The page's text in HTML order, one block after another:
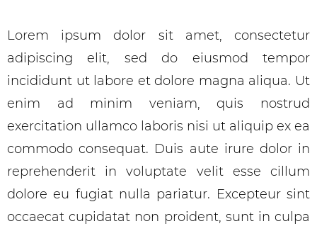
Lorem ipsum dolor sit amet, consectetur
adipiscing elit, sed do eiusmod tempor
incididunt ut labore et dolore magna aliqua. Ut
enim ad minim veniam, quis nostrud
exercitation ullamco laboris nisi ut aliquip ex ea
commodo consequat. Duis aute irure dolor in
reprehenderit in voluptate velit esse cillum
dolore eu fugiat nulla pariatur. Excepteur sint
occaecat cupidatat non proident, sunt in culpa